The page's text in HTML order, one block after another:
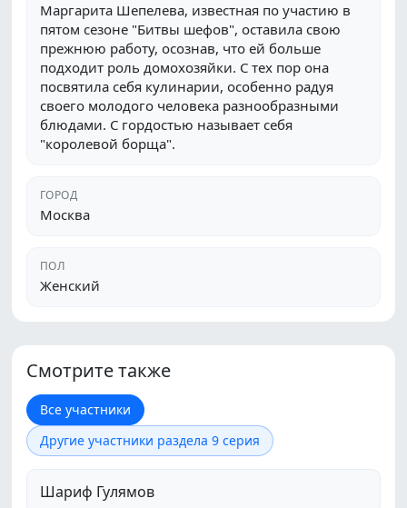
Маргарита Шепелева, известная по участию в
пятом сезоне "Битвы шефов", оставила свою
прежнюю работу, осознав, что ей больше
подходит роль домохозяйки. С тех пор она
посвятила себя кулинарии, особенно радуя
своего молодого человека разнообразными
блюдами. С гордостью называет себя
"королевой борща".
ГОРОД
Москва
ПОЛ
Женский
Смотрите также
Все участники
Другие участники раздела 9 серия
Шариф Гулямов